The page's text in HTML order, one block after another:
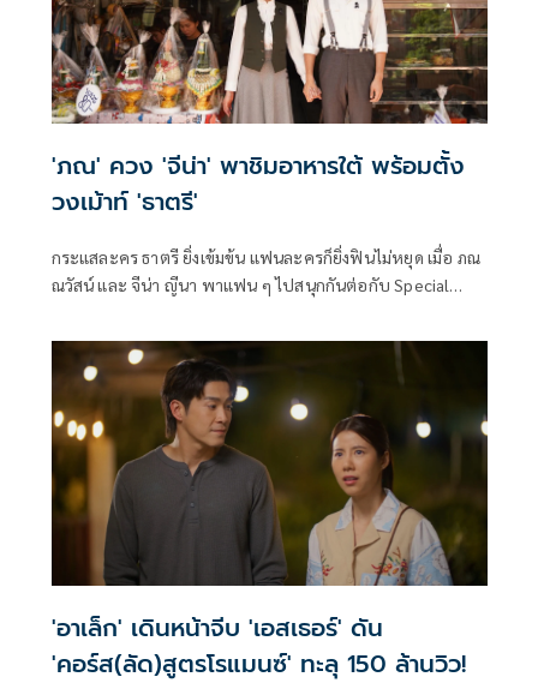
'ภณ' ควง 'จีน่า' พาชิมอาหารใต้ พร้อมตั้ง
วงเม้าท์ 'ธาตรี'
กระแสละคร ธาตรี ยิ่งเข้มข้น แฟนละครก็ยิ่งฟินไม่หยุด เมื่อ ภณ
ณวัสน์ และ จีน่า ญีนา พาแฟน ๆ ไปสนุกกันต่อกับ Special
ใจกลางกรุงเทพมหานคร พร้อมอัปเดตเบื้องหลังความสนุกที่
หลายคนอาจจะยังไม่รู้
'อาเล็ก' เดินหน้าจีบ 'เอสเธอร์' ดัน
'คอร์ส(ลัด)สูตรโรแมนซ์' ทะลุ 150 ล้านวิว!